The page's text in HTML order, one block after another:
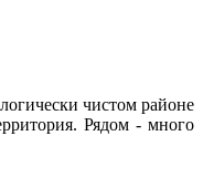
чистом районе
Рядом - много